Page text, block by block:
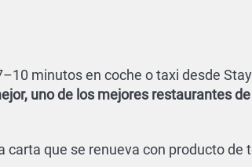
minutos en coche o taxi desde
uno de los mejores restaurantes
que se renueva con producto de